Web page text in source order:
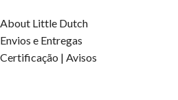
About Little Dutch
Envios e Entregas
Certificação | Avisos